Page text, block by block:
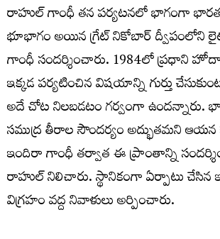
రాహుల్ గాంధీ తన పర్యటనలో భాగంగా
భూభాగం అయిన గ్రేట్ నికోబార్ ద్వీపంలోని
గాంధీ సందర్శించారు. 1984లో ప్రధాని
ఇక్కడ పర్యటించిన విషయాన్ని గుర్తు
అదే చోట నిలబడటం గర్వంగా ఉందన్నారు.
సముద్ర తీరాల సౌందర్యం అద్భుతమని
ఇందిరా గాంధీ తర్వాత ఈ ప్రాంతాన్ని
రాహుల్ నిలిచారు. స్థానికంగా ఏర్పాటు చేసిన
విగ్రహం వద్ద నివాళులు అర్పించారు.